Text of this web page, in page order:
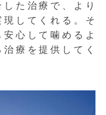
た治療で、より
してくれる。そ
心して噛めるよ
療を提供してく